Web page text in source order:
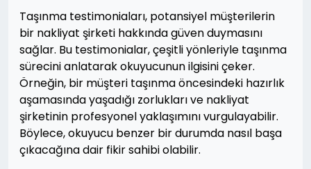
Taşınma testimoniaları, potansiyel müşterilerin
bir nakliyat şirketi hakkında güven duymasını
sağlar. Bu testimonialar, çeşitli yönleriyle taşınma
sürecini anlatarak okuyucunun ilgisini çeker.
Örneğin, bir müşteri taşınma öncesindeki hazırlık
aşamasında yaşadığı zorlukları ve nakliyat
şirketinin profesyonel yaklaşımını vurgulayabilir.
Böylece, okuyucu benzer bir durumda nasıl başa
çıkacağına dair fikir sahibi olabilir.